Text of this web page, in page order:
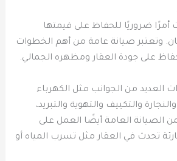
أمرًا ضروريًا للحفاظ على قيمتها
وتعتبر صيانة عامة من أهم الخطوات
على جودة العقار ومظهره الجمالي.
العديد من الجوانب مثل الكهرباء
والتكييف والتهوية والتبريد،
الصيانة العامة أيضًا العمل على
تحدث في العقار مثل تسرب المياه أو